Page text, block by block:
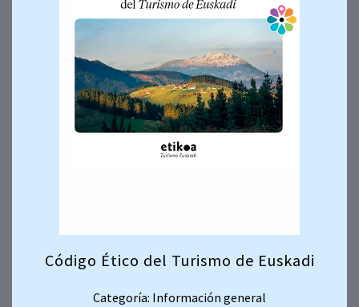
Código Ético del Turismo de Euskadi
Categoría: Información general